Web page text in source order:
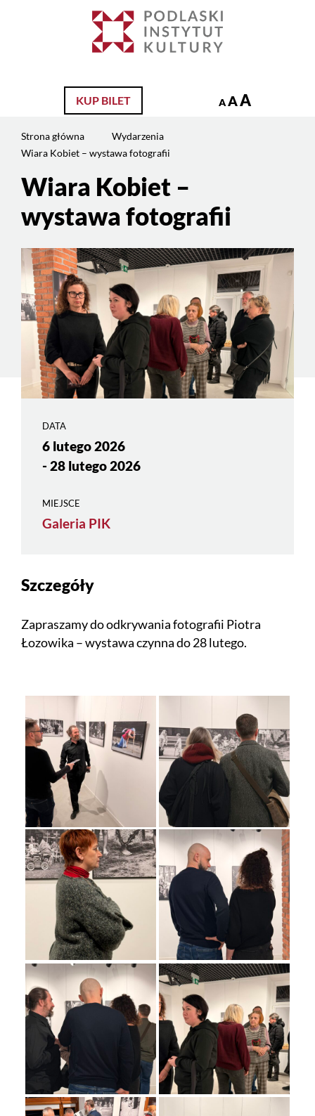
KUP BILET A AA
Strona główna
Wydarzenia
Wiara Kobiet – wystawa fotografii
Wiara Kobiet –
wystawa fotografii
DATA
6 lutego 2026
- 28 lutego 2026
MIEJSCE
Galeria PIK
Szczegóły
Zapraszamy do odkrywania fotografii Piotra
Łozowika – wystawa czynna do 28 lutego.